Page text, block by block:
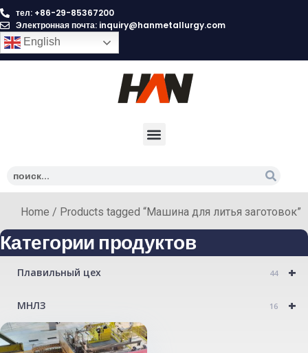
тел: +86-29-85367200
Электронная почта: inquiry@hanmetallurgy.com
English
Home / Products tagged “Машина для литья заготовок”
Категории продуктов
+
Плавильный цех 44
+
МНЛЗ 16